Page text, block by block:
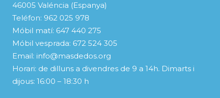
46005 Valéncia (Espanya)
Teléfon: 962 025 978
Móbil matí: 647 440 275
Móbil vesprada: 672 524 305
Email: info@masdedos.org
Horari: de dilluns a divendres de 9 a 14h. Dimarts i
dijous: 16:00 – 18:30 h